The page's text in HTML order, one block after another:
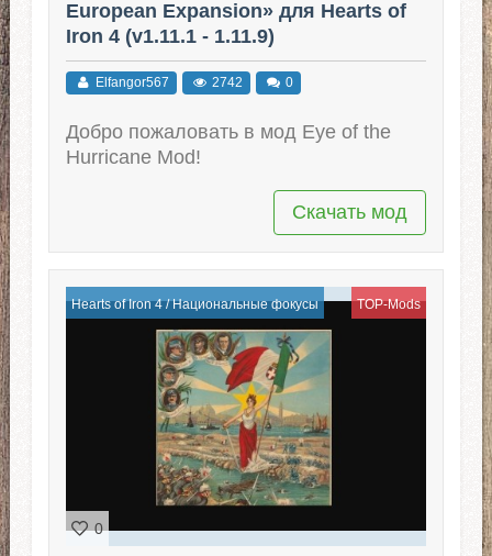
European Expansion» для Hearts of
Iron 4 (v1.11.1 - 1.11.9)
Elfangor567 2742 0
Добро пожаловать в мод Eye of the
Hurricane Mod!
Скачать мод
Hearts of Iron 4/Национальные фокусы TOP-Mods
0